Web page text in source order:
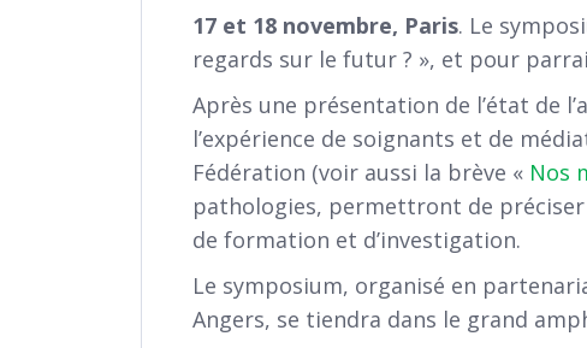
17 et 18 novembre, Paris. Le
regards sur le futur ? », et pour
Après une présentation de l’état de
l’expérience de soignants et de
Fédération (voir aussi la brève « Nos
pathologies, permettront de préciser
de formation et d’investigation.
Le symposium, organisé en
Angers, se tiendra dans le grand